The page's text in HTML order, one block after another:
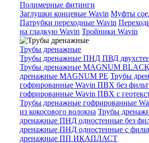
Полимерные фитинги
Заглушки концевые Wavin Муфты
Патрубки переходные Wavin
на гладкую Wavin Тройники Wavin
Трубы дренажные
Трубы дренажные ПНД ПВД
Трубы дренажные MAGNUM
дренажные MAGNUM PE Трубы
гофрированные Wavin ПВХ без
гофрированные Wavin ПВХ с
Трубы дренажные гофрированные
из кокосового волокна Трубы
дренажные ПНД одностенные без
дренажные ПНД одностенные с
дренажные ПП ИКАПЛАСТ